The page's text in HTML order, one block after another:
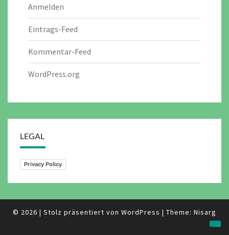
Anmelden
Eintrags-Feed
Kommentar-Feed
WordPress.org
LEGAL
Privacy Policy
© 2026 | Stolz präsentiert von WordPress | Theme: Nisarg